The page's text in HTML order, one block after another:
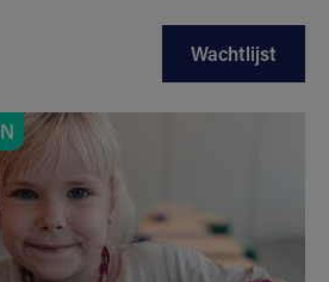
Wachtlijst